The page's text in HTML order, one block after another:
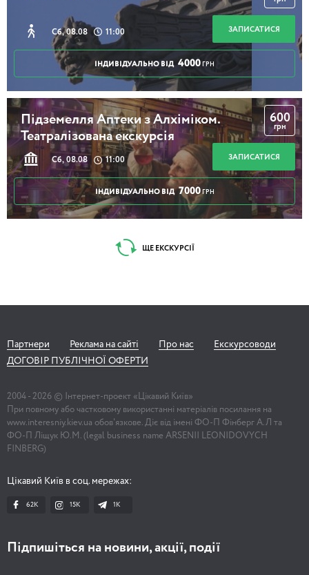
Сб, 08.08 11:00 ЗАПИСАТИСЯ
ІНДИВІДУАЛЬНО ВІД 4000 ГРН
Підземелля Аптеки з Алхіміком.
Театралізована екскурсія
Сб, 08.08 11:00
600
грн
ЗАПИСАТИСЯ
ІНДИВІДУАЛЬНО ВІД 7000 ГРН
ЩЕ ЕКСКУРСІЇ
Партнери Реклама на сайті Про нас
Екскурсоводи
ДОГОВІР ПУБЛІЧНОЇ ОФЕРТИ
2004 - 2026 © Інтернет-проект «Цікавий Київ»
При повному або частковому використанні матеріалів посилання на
www.interesniy.kiev.ua обов'язкове. Діє від імені ФО-П Фінберг А.Л та
ФО-П Ліщук Ю.М. (legal business name ARSENII LEONIDOVYCH
FINBERG)
Цікавий Київ в соц. мережах:
62K 15K 1К
Підпишіться на новини, акції, події